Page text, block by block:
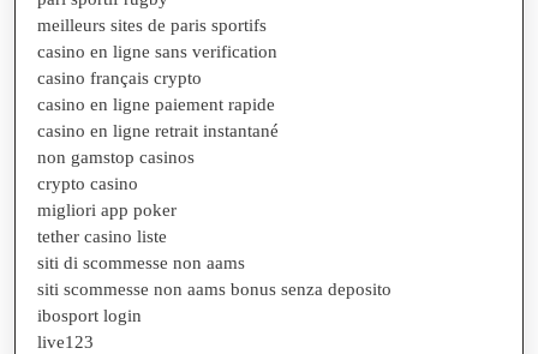
meilleurs sites de paris sportifs
casino en ligne sans verification
casino français crypto
casino en ligne paiement rapide
casino en ligne retrait instantané
non gamstop casinos
crypto casino
migliori app poker
tether casino liste
siti di scommesse non aams
siti scommesse non aams bonus senza deposito
ibosport login
live123